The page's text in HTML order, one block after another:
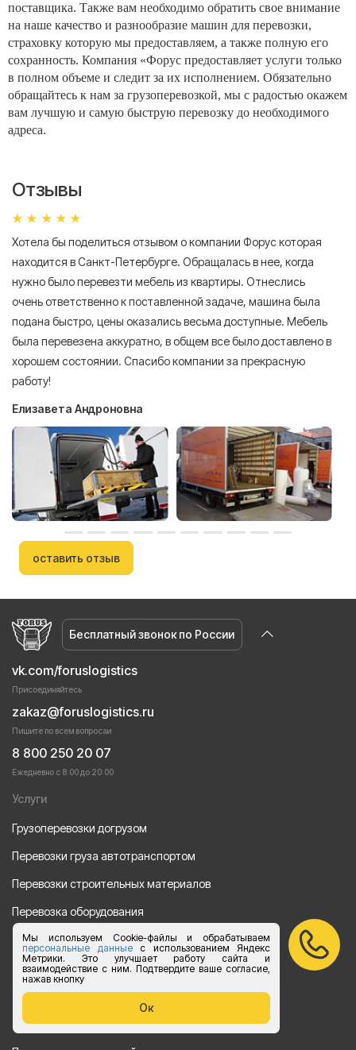
Мы используем Cookie-файлы и обрабатываем
персональные данныес использованием Яндекс
Метрики. Это улучшает работу сайта и
взаимодействие с ним. Подтвердите ваше согласие,
нажав кнопку
Ок
поставщика. Также вам необходимо обратить свое внимание
на наше качество и разнообразие машин для перевозки,
страховку которую мы предоставляем, а также полную его
сохранность. Компания «Форус предоставляет услуги только
в полном объеме и следит за их исполнением. Обязательно
обращайтесь к нам за грузоперевозкой, мы с радостью окажем
вам лучшую и самую быструю перевозку до необходимого
адреса.
Отзывы
Хотела бы поделиться отзывом о компании Форус которая
находится в Санкт-Петербурге. Обращалась в нее, когда
нужно было перевезти мебель из квартиры. Отнеслись
очень ответственно к поставленной задаче, машина была
подана быстро, цены оказались весьма доступные. Мебель
была перевезена аккуратно, в общем все было доставлено в
хорошем состоянии. Спасибо компании за прекрасную
работу!
Елизавета Андроновна
оставить отзыв
Бесплатный звонок по России
vk.com/foruslogistics
Присоединяйтесь
zakaz@foruslogistics.ru
Пишите по всем вопросаи
8 800 250 20 07
Ежедневно с 8:00 до 20:00
Услуги
Грузоперевозки догрузом
Перевозки груза автотранспортом
Перевозки строительных материалов
Перевозка оборудования
Перевозка продуктов питания
Переезд
Рефрежераторные перевозки
Перевозки автотехники